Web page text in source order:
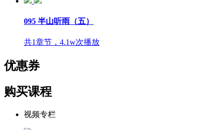
095 半山听雨（五）
共1章节，4.1w次播放
优惠券
购买课程
视频专栏